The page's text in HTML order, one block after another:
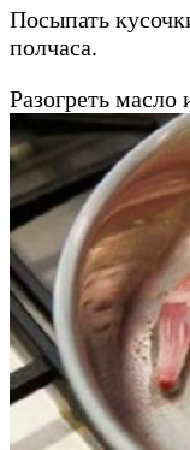
Посыпать
полчаса.
Разогреть